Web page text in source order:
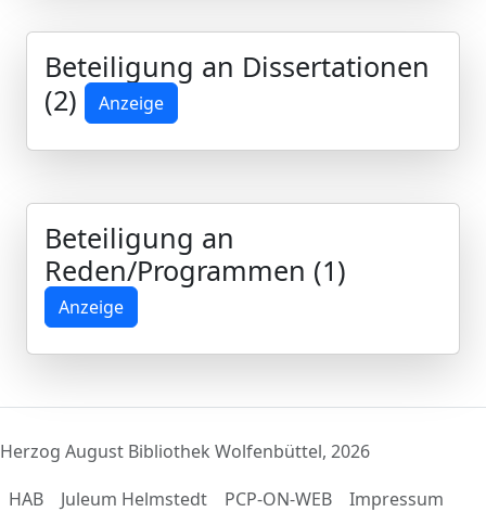
Beteiligung an Dissertationen
(2)
Anzeige
Beteiligung an
Reden/Programmen (1)
Anzeige
Herzog August Bibliothek Wolfenbüttel, 2026
HAB
Juleum Helmstedt PCP-ON-WEB Impressum